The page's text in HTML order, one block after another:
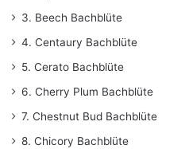
3. Beech Bachblüte
4. Centaury Bachblüte
5. Cerato Bachblüte
6. Cherry Plum Bachblüte
7. Chestnut Bud Bachblüte
8. Chicory Bachblüte